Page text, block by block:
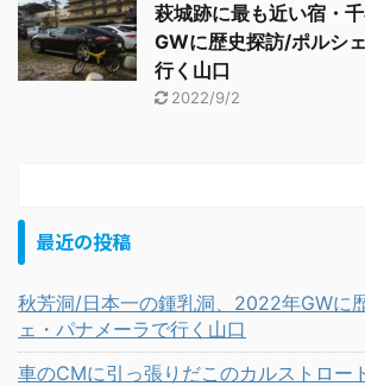
萩城跡に最も近い宿・
GWに歴史探訪/ポルシ
行く山口
2022/9/2
最近の投稿
秋芳洞/日本一の鍾乳洞、2022年GWに
ェ・パナメーラで行く山口
車のCMに引っ張りだこのカルストロー